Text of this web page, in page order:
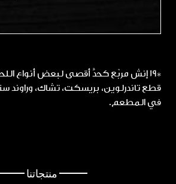
*19 إنش مربّع كحدٍّ أقصى لبعض أنواع
قطع تاندرلوين، بريسكت، تشاك، وراوند
في المطعم.
منتجاتنا